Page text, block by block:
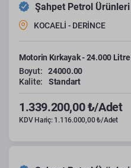
Şahpet Petrol Ürünleri
KOCAELİ - DERİNCE
Motorin Kırkayak - 24.000 Litre
Boyut:
24000.00
Kalite:
Standart
1.339.200,00 ₺/Adet
KDV Hariç: 1.116.000,00 ₺/Adet